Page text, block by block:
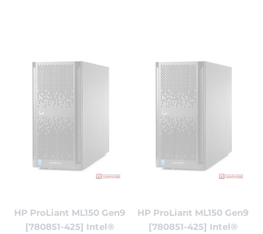
HP ProLiant ML150 Gen9
[780851-425] Intel®
HP ProLiant ML150 Gen9
[780851-425] Intel®